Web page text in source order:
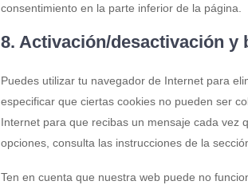
consentimiento en la parte inferior de la página.
8. Activación/desactivación y
Puedes utilizar tu navegador de Internet para
especificar que ciertas cookies no pueden ser
Internet para que recibas un mensaje cada vez
opciones, consulta las instrucciones de la
Ten en cuenta que nuestra web puede no